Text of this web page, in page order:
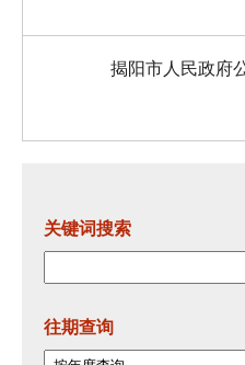
揭阳市人民政府
关键词搜索
往期查询